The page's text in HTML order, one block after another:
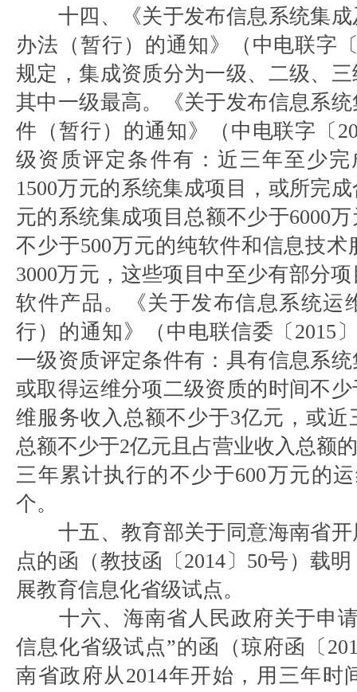
十四、《关于发布信息系统集
办法（暂行）的通知》（中电联字
规定，集成资质分为一级、二级、
其中一级最高。《关于发布信息系
件（暂行）的通知》（中电联字〔
级资质评定条件有：近三年至少
1500万元的系统集成项目，或所完
元的系统集成项目总额不少于6000
不少于500万元的纯软件和信息技
3000万元，这些项目中至少有部分
软件产品。《关于发布信息系统运
行）的通知》（中电联信委〔2015
一级资质评定条件有：具有信息系
或取得运维分项二级资质的时间不
维服务收入总额不少于3亿元，或
总额不少于2亿元且占营业收入总额
三年累计执行的不少于600万元的
个。
十五、教育部关于同意海南省
点的函（教技函〔2014〕50号）载
展教育信息化省级试点。
十六、海南省人民政府关于申
信息化省级试点”的函（琼府函〔
南省政府从2014年开始，用三年时